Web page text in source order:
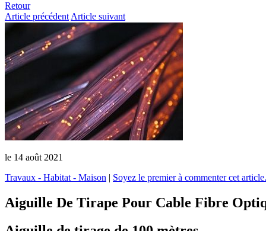
Retour
Article précédent Article suivant
le 14 août 2021
Travaux - Habitat - Maison | Soyez le premier à commenter cet
Aiguille De Tirape Pour Cable Fibre